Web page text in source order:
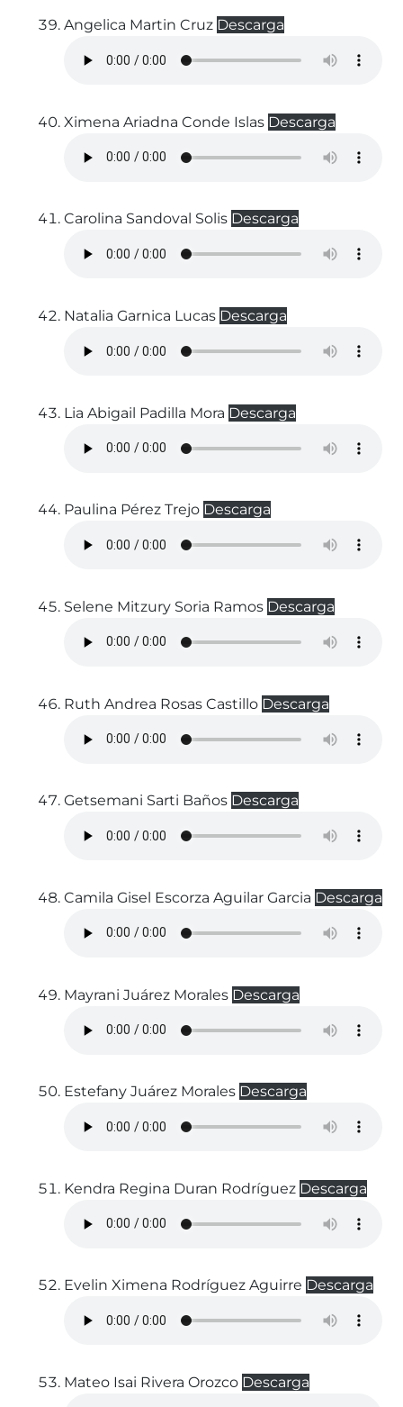
Angelica Martin Cruz Descarga
Ximena Ariadna Conde Islas Descarga
Carolina Sandoval Solis Descarga
Natalia Garnica Lucas Descarga
Lia Abigail Padilla Mora Descarga
Paulina Pérez Trejo Descarga
Selene Mitzury Soria Ramos Descarga
Ruth Andrea Rosas Castillo Descarga
Getsemani Sarti Baños Descarga
Camila Gisel Escorza Aguilar Garcia Descarga
Mayrani Juárez Morales Descarga
Estefany Juárez Morales Descarga
Kendra Regina Duran Rodríguez Descarga
Evelin Ximena Rodríguez Aguirre Descarga
Mateo Isai Rivera Orozco Descarga